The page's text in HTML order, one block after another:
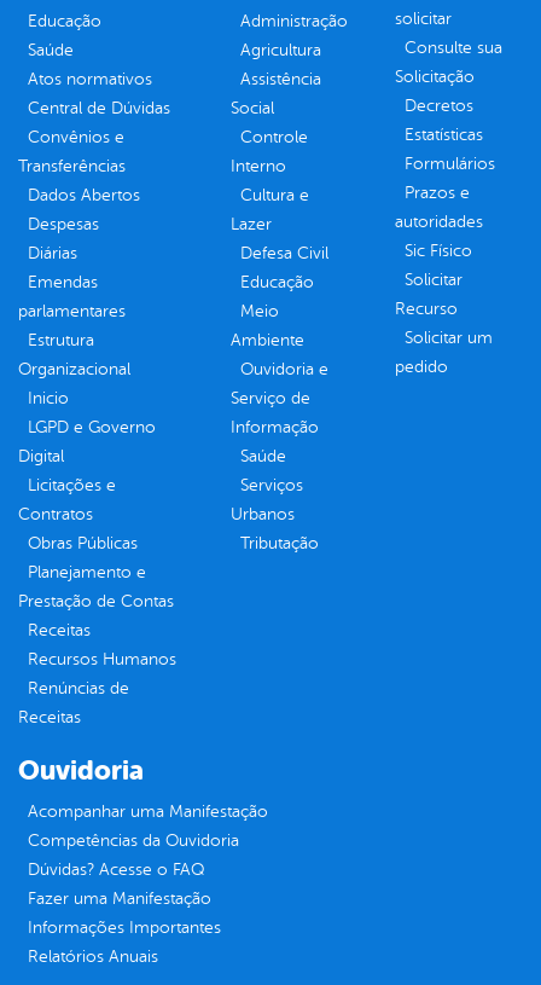
Educação
Saúde
Atos normativos
Central de Dúvidas
Convênios e
Transferências
Dados Abertos
Despesas
Diárias
Emendas
parlamentares
Estrutura
Organizacional
Inicio
LGPD e Governo
Digital
Licitações e
Contratos
Obras Públicas
Planejamento e
Prestação de Contas
Receitas
Recursos Humanos
Renúncias de
Receitas
Administração
Agricultura
Assistência
Social
Controle
Interno
Cultura e
Lazer
Defesa Civil
Educação
Meio
Ambiente
Ouvidoria e
Serviço de
Informação
Saúde
Serviços
Urbanos
Tributação
solicitar
Consulte sua
Solicitação
Decretos
Estatísticas
Formulários
Prazos e
autoridades
Sic Físico
Solicitar
Recurso
Solicitar um
pedido
Ouvidoria
Acompanhar uma Manifestação
Competências da Ouvidoria
Dúvidas? Acesse o FAQ
Fazer uma Manifestação
Informações Importantes
Relatórios Anuais